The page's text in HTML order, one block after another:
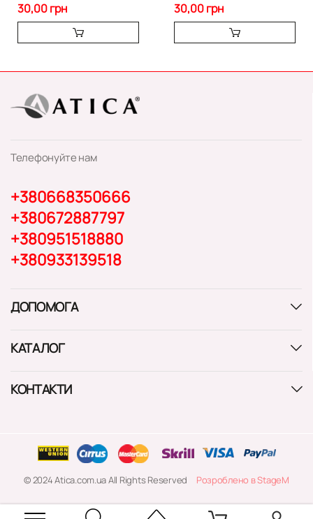
30,00 грн 30,00 грн
Телефонуйте нам
+380668350666
+380672887797
+380951518880
+380933139518
ДОПОМОГА
КАТАЛОГ
КОНТАКТИ
© 2024 Atica.com.ua All Rights Reserved Розроблено в StageM